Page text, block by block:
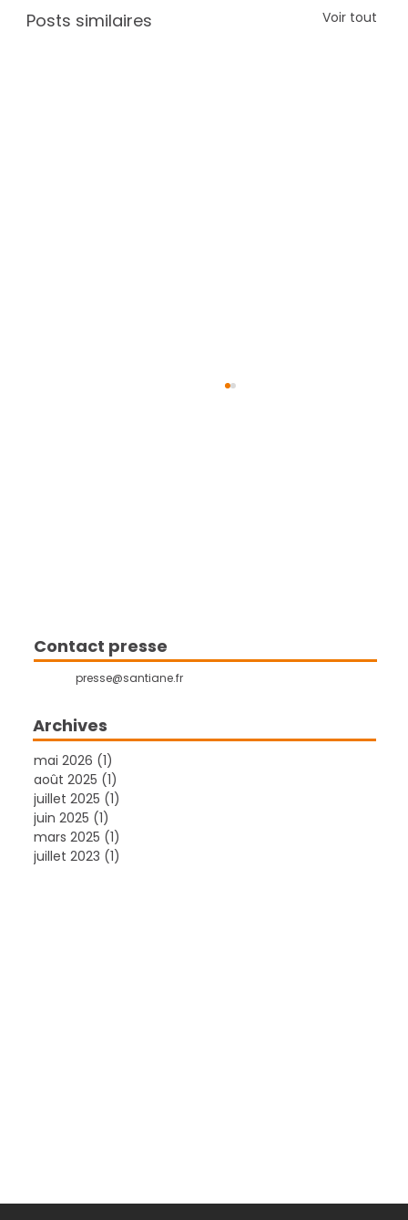
Posts similaires Voir tout
Groupe Santiane
Contact presse
presse@santiane.fr
Archives
mai 2026 (1)
août 2025 (1)
juillet 2025 (1)
juin 2025 (1)
mars 2025 (1)
juillet 2023 (1)